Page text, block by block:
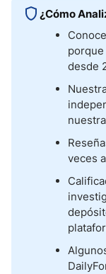
¿Cómo
desde
veces